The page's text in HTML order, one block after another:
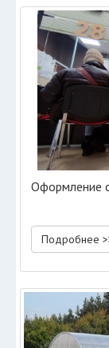
Оформление
Подробнее